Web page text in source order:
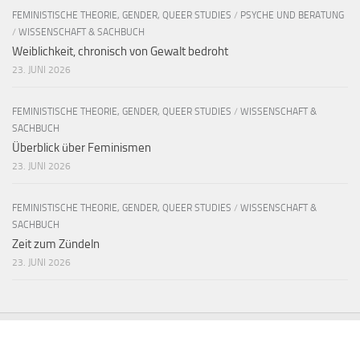
FEMINISTISCHE THEORIE, GENDER, QUEER STUDIES / PSYCHE UND BERATUNG
/ WISSENSCHAFT & SACHBUCH
Weiblichkeit, chronisch von Gewalt bedroht
23. JUNI 2026
FEMINISTISCHE THEORIE, GENDER, QUEER STUDIES / WISSENSCHAFT &
SACHBUCH
Überblick über Feminismen
23. JUNI 2026
FEMINISTISCHE THEORIE, GENDER, QUEER STUDIES / WISSENSCHAFT &
SACHBUCH
Zeit zum Zündeln
23. JUNI 2026